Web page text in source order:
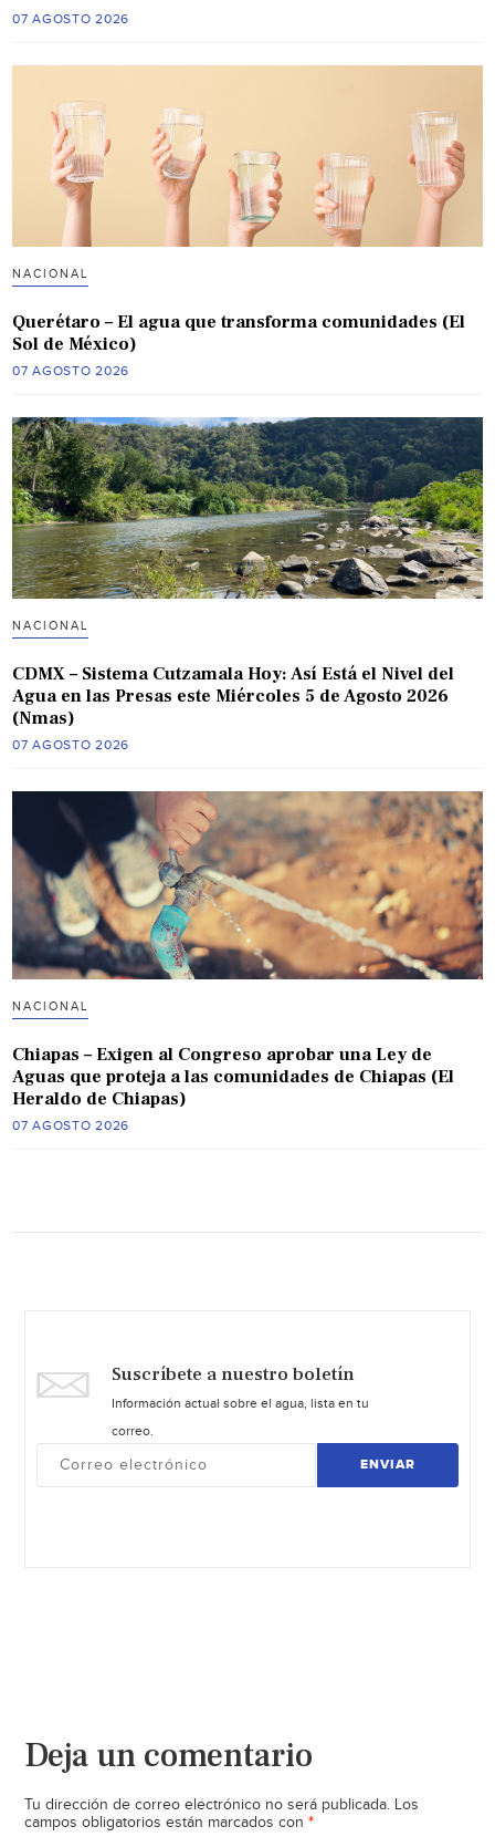
07 AGOSTO 2026
NACIONAL
Querétaro – El agua que transforma comunidades (El
Sol de México)
07 AGOSTO 2026
NACIONAL
CDMX – Sistema Cutzamala Hoy: Así Está el Nivel del
Agua en las Presas este Miércoles 5 de Agosto 2026
(Nmas)
07 AGOSTO 2026
NACIONAL
Chiapas – Exigen al Congreso aprobar una Ley de
Aguas que proteja a las comunidades de Chiapas (El
Heraldo de Chiapas)
07 AGOSTO 2026
Suscríbete a nuestro boletín
Información actual sobre el agua, lista en tu
correo.
ENVIAR
Deja un comentario
Tu dirección de correo electrónico no será publicada. Los
campos obligatorios están marcados con *